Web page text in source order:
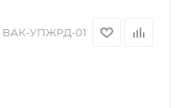
ВАК-УПЖРД-01